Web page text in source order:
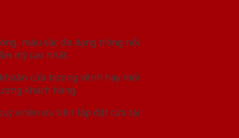
màu sắc đa dạng trông nổi
mỹ cao nhất.
cửa bị cong vênh hay mối
khách hàng.
vị nên ưu tiên lắp đặt cửa tại